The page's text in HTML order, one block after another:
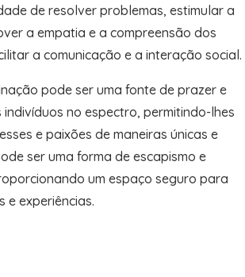
de resolver problemas, estimular a
a empatia e a compreensão dos
a comunicação e a interação social.
pode ser uma fonte de prazer e
no espectro, permitindo-lhes
e paixões de maneiras únicas e
ser uma forma de escapismo e
um espaço seguro para
e experiências.